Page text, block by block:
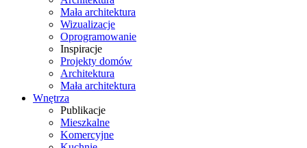
Mała architektura
Wizualizacje
Oprogramowanie
Inspiracje
Projekty domów
Architektura
Mała architektura
Wnętrza
Publikacje
Mieszkalne
Komercyjne